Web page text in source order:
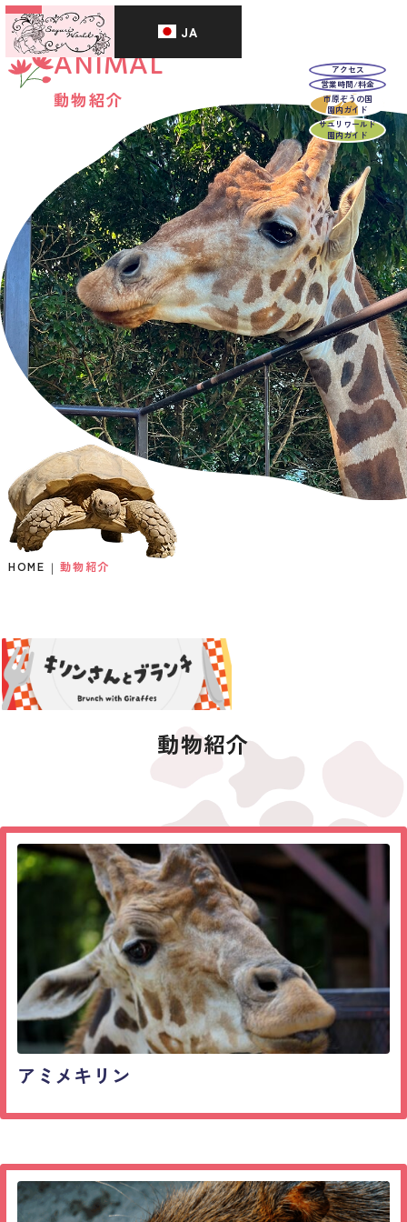
JA
アクセス
営業時間/料金
市原ぞうの国
園内ガイド
サユリワールド
園内ガイド
ANIMAL
動物紹介
HOME 動物紹介
動物紹介
アミメキリン